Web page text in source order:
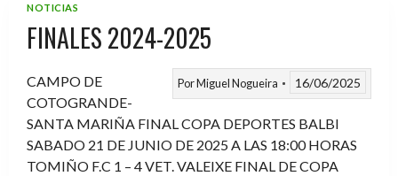
NOTICIAS
FINALES 2024-2025
PorMiguel Nogueira 16/06/2025
CAMPO DE
COTOGRANDE-
SANTA MARIÑA FINAL COPA DEPORTES BALBI
SABADO 21 DE JUNIO DE 2025 A LAS 18:00 HORAS
TOMIÑO F.C 1 – 4 VET. VALEIXE FINAL DE COPA